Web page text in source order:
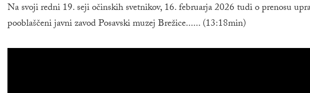
Na svoji redni 19. seji očinskih svetnikov, 16. februarja 2026 tudi o prenosu
pooblaščeni javni zavod Posavski muzej Brežice...... (13:18min)